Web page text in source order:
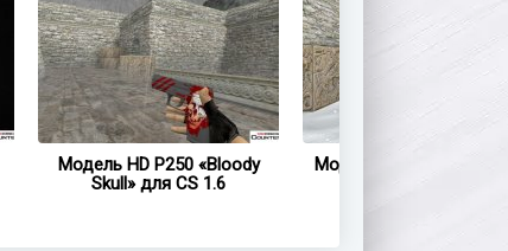
Модель HD P250 «Bloody
Skull» для CS 1.6
Модель HD P250 «Area